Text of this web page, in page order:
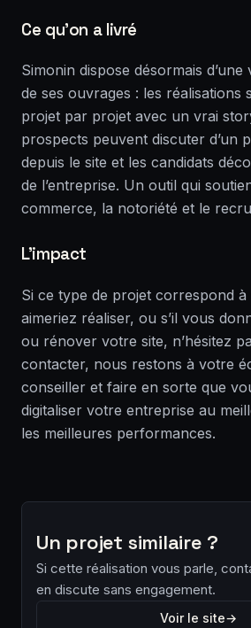
Ce qu'on a livré
Simonin dispose désormais
de ses ouvrages : les réalisations
projet par projet avec un vrai
prospects peuvent discuter d’un
depuis le site et les candidats
de l’entreprise. Un outil qui
commerce, la notoriété et le
L'impact
Si ce type de projet correspond à
aimeriez réaliser, ou s’il vous
ou rénover votre site, n’hésitez
contacter, nous restons à votre
conseiller et faire en sorte que
digitaliser votre entreprise au
les meilleures performances.
Un projet similaire ?
Si cette réalisation vous parle,
en discute sans engagement.
Voir le site→